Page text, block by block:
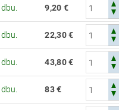
9,20 €
22,30 €
43,80 €
83 €